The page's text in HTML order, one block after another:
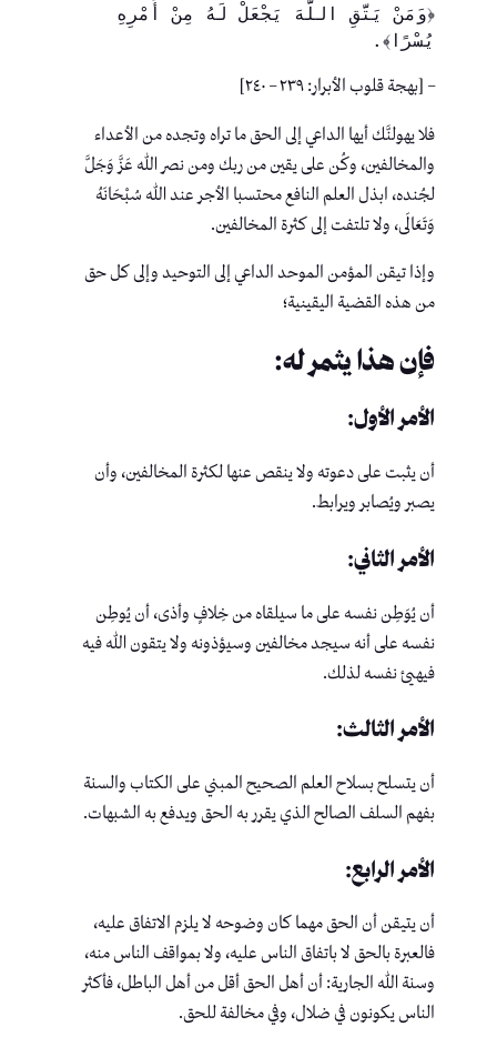
يُسْرًا﴾.
– [بهجة قلوب الأبرار: ٢٣٩ – ٢٤٠]
فلا يهولنَّك أيها الداعي إلى الحق ما تراه وتجده من الأعداء
والمخالفين، وكُن على يقين من ربك ومن نصر الله عَزَّ وَجَلَّ
لجُنده، ابذل العلم النافع محتسبا الأجر عند الله سُبْحَانَهُ
وَتَعَالَى، ولا تلتفت إلى كثرة المخالفين.
وإذا تيقن المؤمن الموحد الداعي إلى التوحيد وإلى كل حق
من هذه القضية اليقينية؛
فإن هذا يثمر له:
الأمر الأول:
أن يثبت على دعوته ولا ينقص عنها لكثرة المخالفين، وأن
يصبر ويُصابر ويرابط.
الأمر الثاني:
أن يُوَطِن نفسه على ما سيلقاه من خِلافٍ وأذى، أن يُوطِن
نفسه على أنه سيجد مخالفين وسيؤذونه ولا يتقون الله فيه
فيهيئ نفسه لذلك.
الأمر الثالث:
أن يتسلح بسلاح العلم الصحيح المبني على الكتاب والسنة
بفهم السلف الصالح الذي يقرر به الحق ويدفع به الشبهات.
الأمر الرابع:
أن يتيقن أن الحق مهما كان وضوحه لا يلزم الاتفاق عليه،
فالعبرة بالحق لا باتفاق الناس عليه، ولا بمواقف الناس منه،
وسنة الله الجارية: أن أهل الحق أقل من أهل الباطل، فأكثر
الناس يكونون في ضلال، وفي مخالفة للحق.